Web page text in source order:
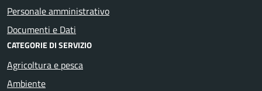
Personale amministrativo
Documenti e Dati
CATEGORIE DI SERVIZIO
Agricoltura e pesca
Ambiente